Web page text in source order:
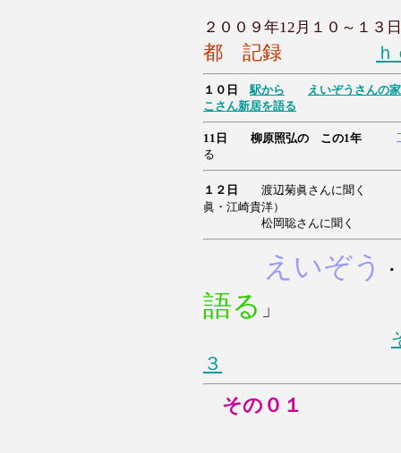
２００９年12月１０～１３日
都 記録
１０日駅から
えいぞうさんの
こ さん新居を語る
11日 柳原照弘の この1年
る
１２日
渡辺菊眞さんに聞く
眞・江崎貴洋）
松岡聡さんに聞く
えいぞう ・
語る 」
３
その０１